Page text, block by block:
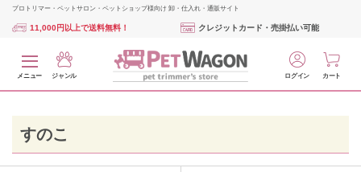
プロトリマー・ペットサロン・ペットショップ様向け 卸・仕入れ・通販サイト
11,000円以上で送料無料！ クレジットカード・売掛払い可能
メニュー ジャンル ログイン カート
すのこ